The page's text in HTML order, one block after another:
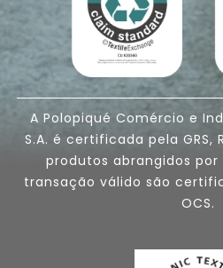
A Polopiqué Comércio e
S.A. é certificada pela GRS,
produtos abrangidos
transação válido são
OCS.